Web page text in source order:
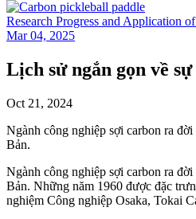
Research Progress and Application
Mar 04, 2025
Lịch sử ngắn gọn về
Oct 21, 2024
Ngành công nghiệp sợi carbon ra
Bản.
Ngành công nghiệp sợi carbon ra
Bản. Những năm 1960 được đặc
nghiệm Công nghiệp Osaka, Tokai